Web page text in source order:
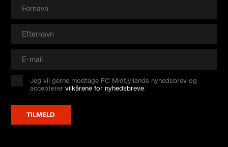
Jeg vil gerne modtage FC Midtjyllands nyhedsbrev og
accepterervilkårene for nyhedsbreve.